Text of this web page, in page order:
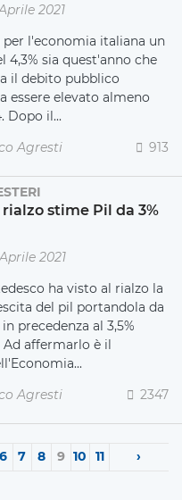
2021
l'economia italiana un
4,3% sia quest'anno che
il debito pubblico
essere elevato almeno
Dopo il...
Agresti
913
stime Pil da 3%
2021
ha visto al rialzo la
del pil portandola da
precedenza al 3,5%
Ad affermarlo è il
Agresti
2347
6 7 8 9 10 11 ›